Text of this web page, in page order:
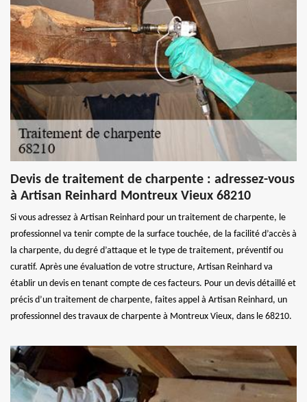
Devis de traitement de charpente : adressez-vous
à Artisan Reinhard Montreux Vieux 68210
Si vous adressez à Artisan Reinhard pour un traitement de charpente, le
professionnel va tenir compte de la surface touchée, de la facilité d’accès à
la charpente, du degré d’attaque et le type de traitement, préventif ou
curatif. Après une évaluation de votre structure, Artisan Reinhard va
établir un devis en tenant compte de ces facteurs. Pour un devis détaillé et
précis d’un traitement de charpente, faites appel à Artisan Reinhard, un
professionnel des travaux de charpente à Montreux Vieux, dans le 68210.